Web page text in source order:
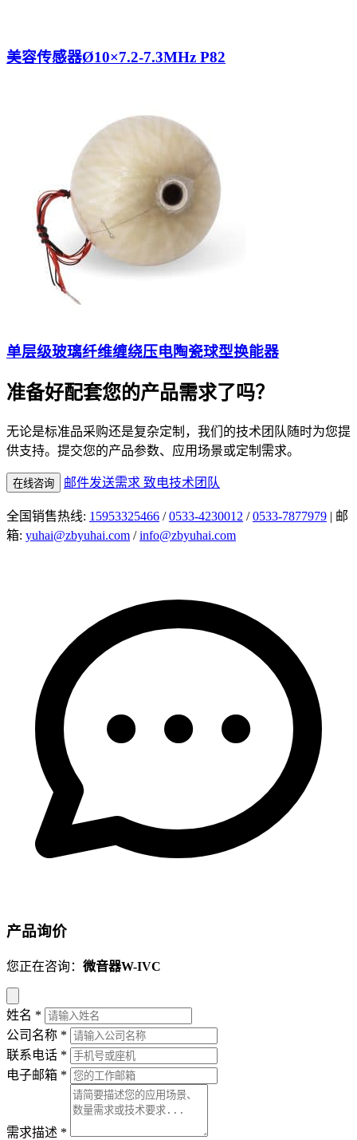
美容传感器Ø10×7.2-7.3MHz P82
单层级玻璃纤维缠绕压电陶瓷球型换能器
准备好配套您的产品需求了吗？
无论是标准品采购还是复杂定制，我们的技术团队随时为您提
供支持。提交您的产品参数、应用场景或定制需求。
在线咨询 邮件发送需求 致电技术团队
全国销售热线: 15953325466 /0533-4230012 /0533-7877979 | 邮
箱: yuhai@zbyuhai.com /info@zbyuhai.com
产品询价
您正在咨询： 微音器W-IVC
姓名 *
公司名称 *
联系电话 *
电子邮箱 *
需求描述 *